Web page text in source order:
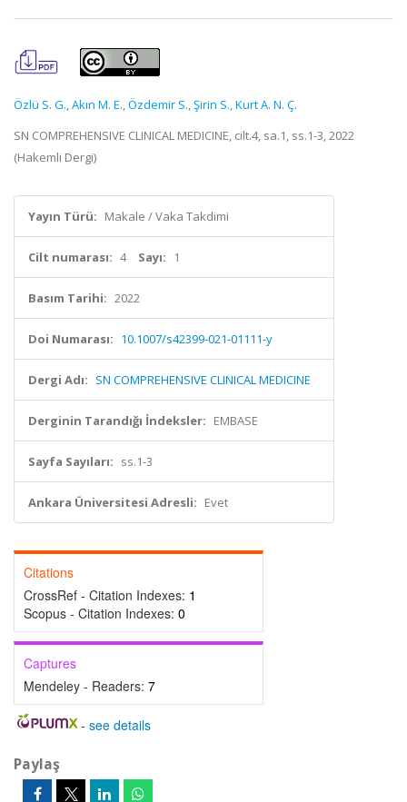
Özlü S. G.,Akın M. E.,Özdemir S.,Şirin S.,Kurt A. N. Ç.
SN COMPREHENSIVE CLINICAL MEDICINE, cilt.4, sa.1, ss.1-3, 2022
(Hakemli Dergi)
Yayın Türü: Makale / Vaka Takdimi
Cilt numarası: 4 Sayı: 1
Basım Tarihi: 2022
Doi Numarası: 10.1007/s42399-021-01111-y
Dergi Adı: SN COMPREHENSIVE CLINICAL MEDICINE
Derginin Tarandığı İndeksler: EMBASE
Sayfa Sayıları: ss.1-3
Ankara Üniversitesi Adresli: Evet
Citations
CrossRef - Citation Indexes: 1
Scopus - Citation Indexes: 0
Captures
Mendeley - Readers: 7
- see details
Paylaş